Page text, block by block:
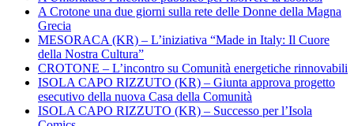
A Crotone una due giorni sulla rete delle Donne della Magna
Grecia
MESORACA (KR) – L’iniziativa “Made in Italy: Il Cuore
della Nostra Cultura”
CROTONE – L’incontro su Comunità energetiche rinnovabili
ISOLA CAPO RIZZUTO (KR) – Giunta approva progetto
esecutivo della nuova Casa della Comunità
ISOLA CAPO RIZZUTO (KR) – Successo per l’Isola